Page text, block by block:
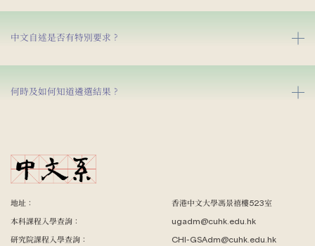
中文自述是否有特別要求？
何時及如何知道遴選結果？
地址：
香港中文大學馮景禧樓523室
本科課程入學查詢：
ugadm@cuhk.edu.hk
研究院課程入學查詢：
CHI-GSAdm@cuhk.edu.hk